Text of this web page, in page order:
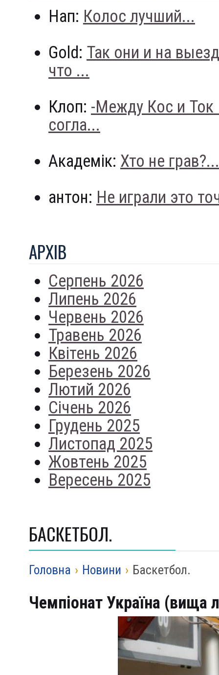
Нап: Колос лучший...
Gold: Так они и на
что ...
Клоп: -Между Кос и
согла...
Академік: Хто не грав?...
антон: Не играли это
АРХIВ
Серпень 2026
Липень 2026
Червень 2026
Травень 2026
Квітень 2026
Березень 2026
Лютий 2026
Січень 2026
Грудень 2025
Листопад 2025
Жовтень 2025
Вересень 2025
БАСКЕТБОЛ.
Головна › Новини › Баскетбол.
Чемпіонат Україна (вища